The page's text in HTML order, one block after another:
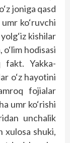
joniga qasd
ko‘ruvchi
kishilar
hodisasi
fakt. Yakka-
o‘z hayotini
fojialar
umr ko‘rishi
unchalik
xulosa shuki,